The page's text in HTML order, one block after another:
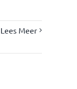
Lees Meer